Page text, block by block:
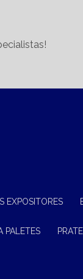
EXPOSITORES
PALETES